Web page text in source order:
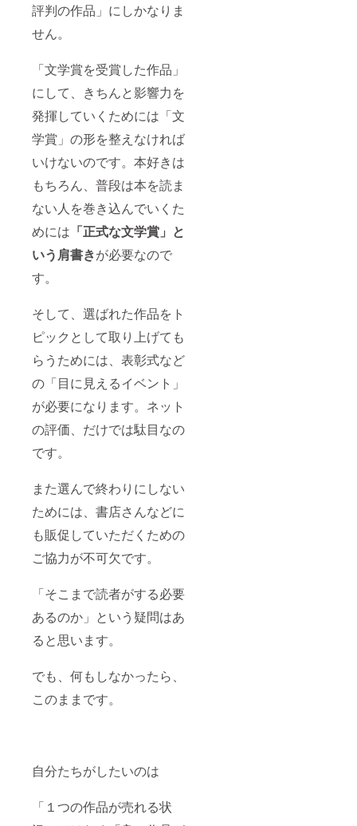
評判の作品」にしかなりま
せん。
「文学賞を受賞した作品」
にして、きちんと影響力を
発揮していくためには「文
学賞」の形を整えなければ
いけないのです。本好きは
もちろん、普段は本を読ま
ない人を巻き込んでいくた
めには 「正式な文学賞」と
いう肩書きが必要なので
す。
そして、選ばれた作品をト
ピックとして取り上げても
らうためには、表彰式など
の「目に見えるイベント」
が必要になります。ネット
の評価、だけでは駄目なの
です。
また選んで終わりにしない
ためには、書店さんなどに
も販促していただくための
ご協力が不可欠です。
「そこまで読者がする必要
あるのか」という疑問はあ
ると思います。
でも、何もしなかったら、
このままです。
自分たちがしたいのは
「１つの作品が売れる状